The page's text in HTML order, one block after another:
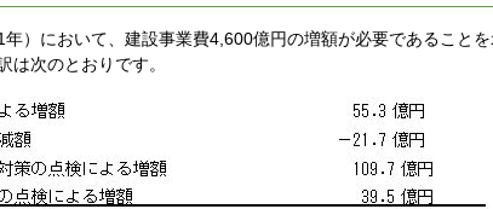
）において、建設事業費4,600億円の増額が必要であること
は次のとおりです。